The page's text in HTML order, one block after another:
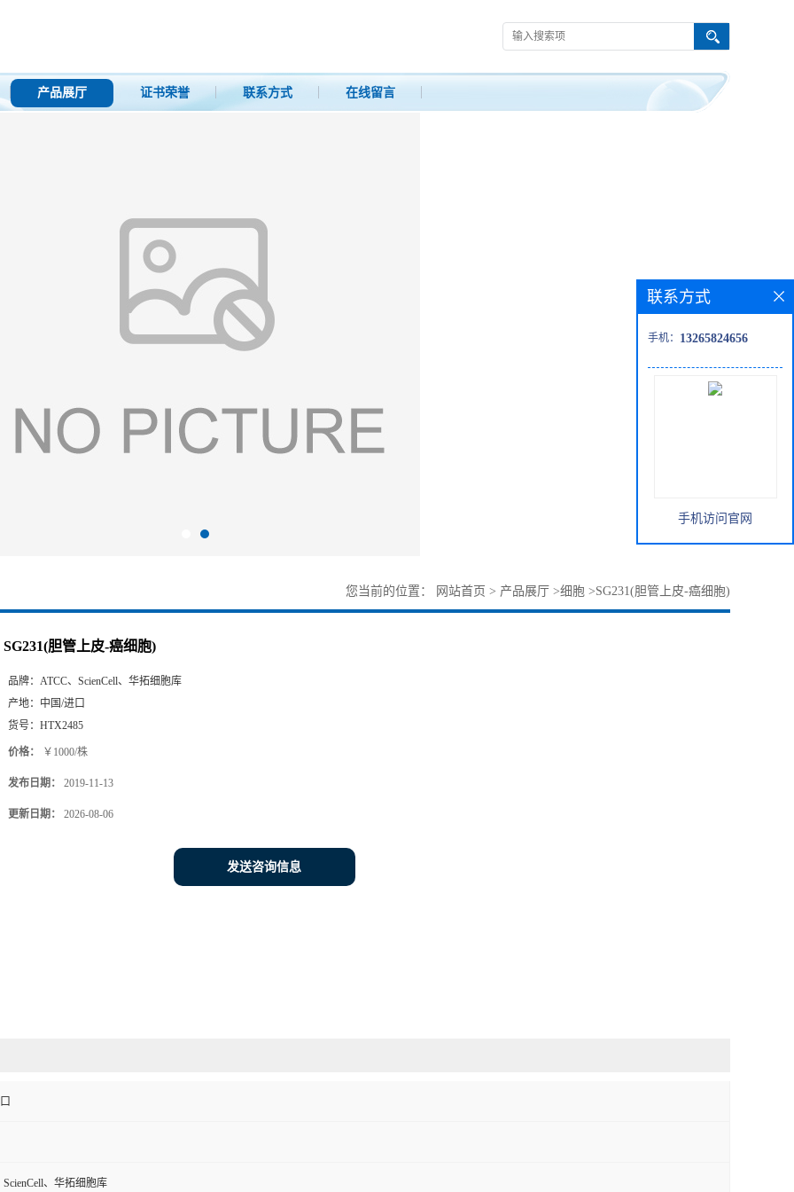
产品展厅 证书荣誉 联系方式 在线留言
您当前的位置： 网站首页 > 产品展厅 >细胞 >SG231(胆管上皮-癌细胞)
SG231(胆管上皮-癌细胞)
品牌： ATCC、ScienCell、华拓细胞库
产地： 中国/进口
货号： HTX2485
价格： ￥1000/株
发布日期： 2019-11-13
更新日期： 2026-08-06
发送咨询信息
ScienCell、华拓细胞库
联系方式
手机： 13265824656
手机访问官网